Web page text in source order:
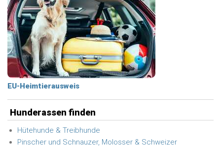
EU-Heimtierausweis
Hunderassen finden
Hütehunde & Treibhunde
Pinscher und Schnauzer, Molosser & Schweizer